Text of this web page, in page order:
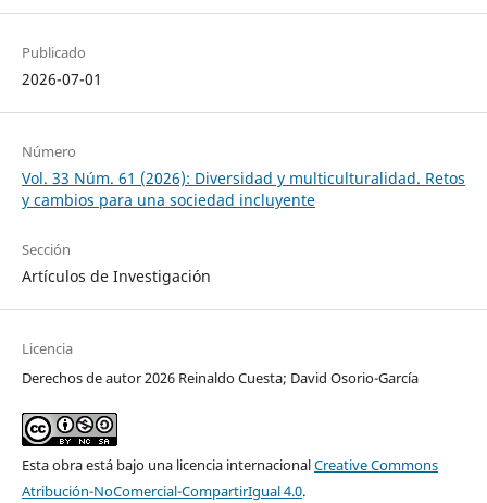
Publicado
2026-07-01
Número
Vol. 33 Núm. 61 (2026): Diversidad y multiculturalidad. Retos
y cambios para una sociedad incluyente
Sección
Artículos de Investigación
Licencia
Derechos de autor 2026 Reinaldo Cuesta; David Osorio-García
Esta obra está bajo una licencia internacionalCreative Commons
Atribución-NoComercial-CompartirIgual 4.0.